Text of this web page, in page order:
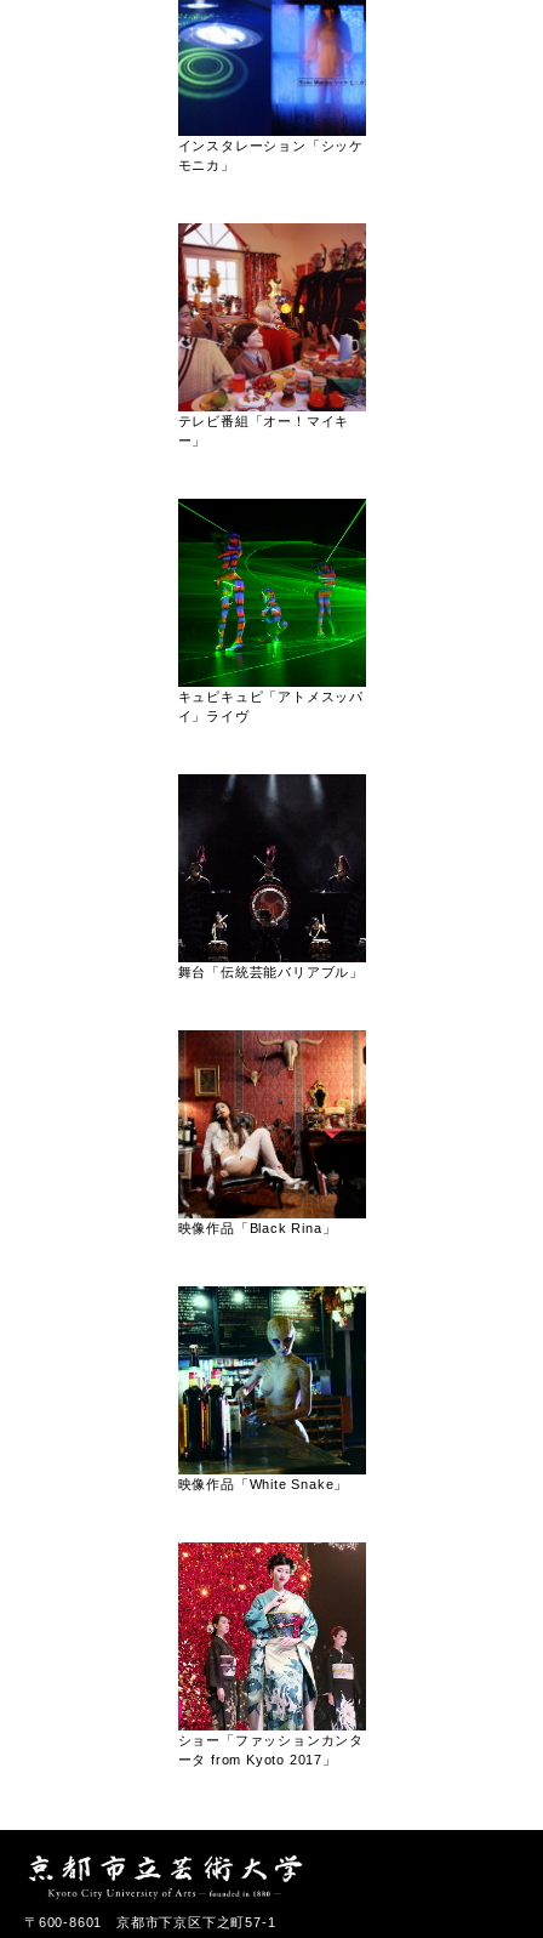
インスタレーション「シッケ
モニカ」
テレビ番組「オー！マイキ
ー」
キュピキュピ「アトメスッパ
イ」ライヴ
舞台「伝統芸能バリアブル」
映像作品「Black Rina」
映像作品「White Snake」
ショー「ファッションカンタ
ータ from Kyoto 2017」
〒600-8601 京都市下京区下之町57-1